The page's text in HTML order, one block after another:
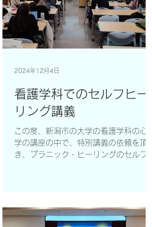
看護学科でのセルフヒー
リング講義
この度、新潟市の大学の看護学科の心理
学の講座の中で、特別講義の依頼を頂
き、プラニック・ヒーリングのセルフヒ
ました。...
2024年12月4日